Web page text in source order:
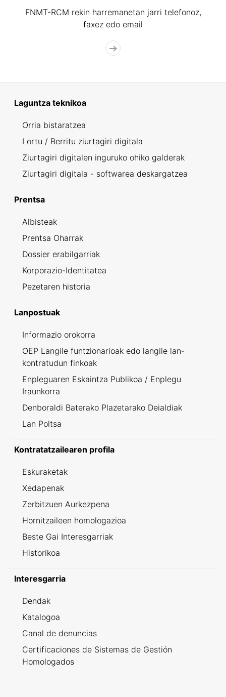
FNMT-RCM rekin harremanetan jarri telefonoz,
faxez edo email
Laguntza teknikoa
Orria bistaratzea
Lortu / Berritu ziurtagiri digitala
Ziurtagiri digitalen inguruko ohiko galderak
Ziurtagiri digitala - softwarea deskargatzea
Prentsa
Albisteak
Prentsa Oharrak
Dossier erabilgarriak
Korporazio-Identitatea
Pezetaren historia
Lanpostuak
Informazio orokorra
OEP Langile funtzionarioak edo langile lan-
kontratudun finkoak
Enpleguaren Eskaintza Publikoa / Enplegu
Iraunkorra
Denboraldi Baterako Plazetarako Deialdiak
Lan Poltsa
Kontratatzailearen profila
Eskuraketak
Xedapenak
Zerbitzuen Aurkezpena
Hornitzaileen homologazioa
Beste Gai Interesgarriak
Historikoa
Interesgarria
Dendak
Katalogoa
Canal de denuncias
Certificaciones de Sistemas de Gestión
Homologados